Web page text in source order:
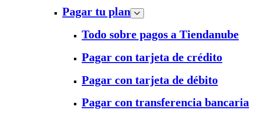
Pagar tu plan
Todo sobre pagos a Tiendanube
Pagar con tarjeta de crédito
Pagar con tarjeta de débito
Pagar con transferencia bancaria